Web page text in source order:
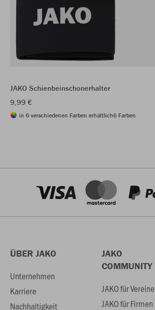
JAKO Schienbeinschonerhalter
9,99 €
in 6 verschiedenen Farben erhältlich6 Farben
ÜBER JAKO
Unternehmen
Karriere
Nachhaltigkeit
JAKO
COMMUNITY
JAKO für Vereine
JAKO für Firmen